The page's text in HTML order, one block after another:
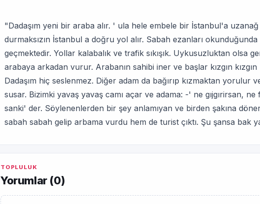
"Dadaşım yeni bir araba alır. ' ula hele embele bir İstanbul'a
durmaksızın İstanbul a doğru yol alır. Sabah ezanları
geçmektedir. Yollar kalabalık ve trafik sıkışık. Uykusuzluktan olsa
arabaya arkadan vurur. Arabanın sahibi iner ve başlar kızgın kızgın
Dadaşım hiç seslenmez. Diğer adam da bağırıp kızmaktan yorulur
susar. Bizimki yavaş yavaş camı açar ve adama: -' ne gıjgırirsan,
sanki' der. Söylenenlerden bir şey anlamıyan ve birden şakına
sabah sabah gelip arbama vurdu hem de turist çıktı. Şu şansa bak
TOPLULUK
Yorumlar (0)